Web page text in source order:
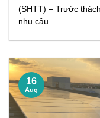
(SHTT) – Trước
nhu cầu
16
Aug